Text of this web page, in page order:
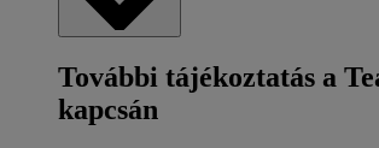
További tájékoztatás a
kapcsán